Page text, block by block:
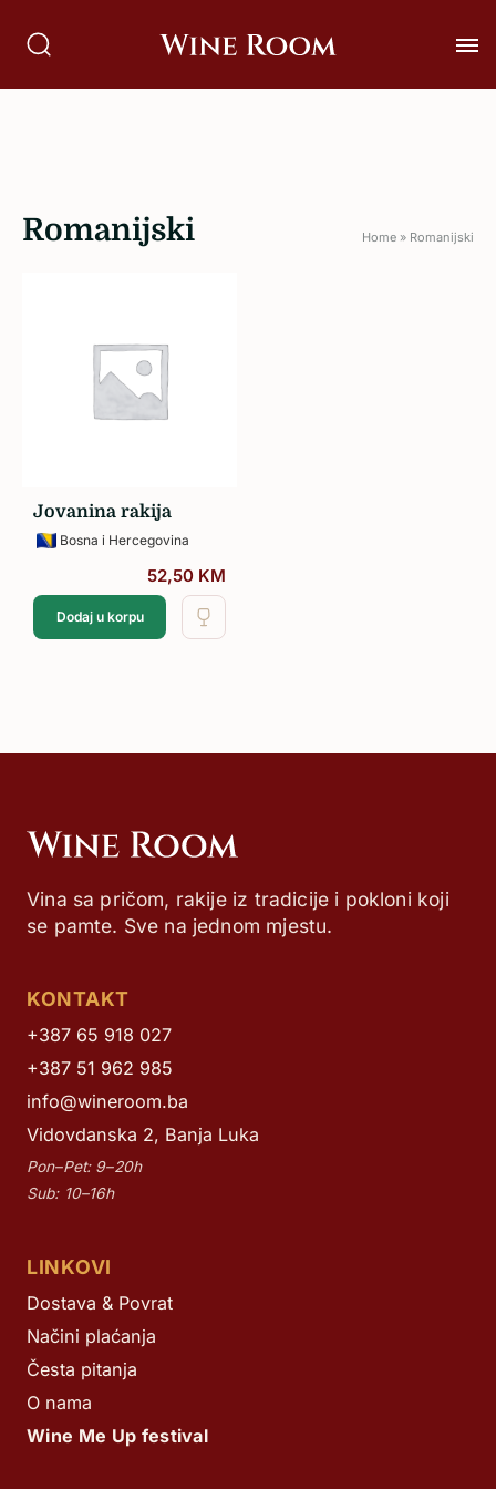
Romanijski Home » Romanijski
Jovanina rakija
Bosna i Hercegovina
52,50 KM
Dodaj u korpu
Vina sa pričom, rakije iz tradicije i pokloni koji
se pamte. Sve na jednom mjestu.
KONTAKT
+387 65 918 027
+387 51 962 985
info@wineroom.ba
Vidovdanska 2, Banja Luka
Pon–Pet: 9–20h
Sub: 10–16h
LINKOVI
Dostava & Povrat
Načini plaćanja
Česta pitanja
O nama
Wine Me Up festival